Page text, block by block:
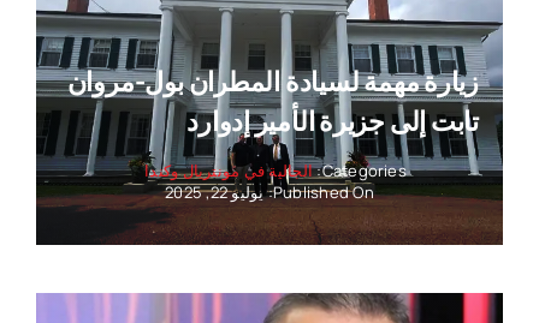
زيارة مهمة لسيادة المطران بول-مروان
تابت إلى جزيرة الأمير إدوارد
Categories: الجالية في مونتريال وكندا
Published On: يوليو 22, 2025